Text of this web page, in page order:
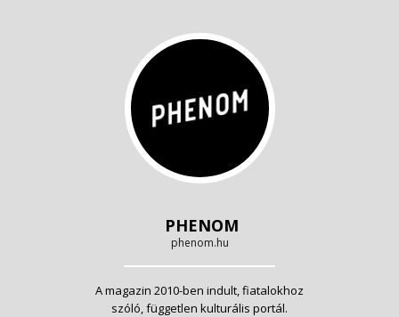
PHENOM
phenom.hu
A magazin 2010-ben indult, fiatalokhoz
szóló, független kulturális portál.